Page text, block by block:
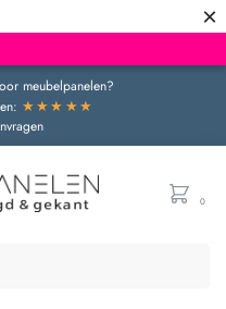
×
meubelpanelen?
★★★★★
0
extra levertijd van circa 3 weken